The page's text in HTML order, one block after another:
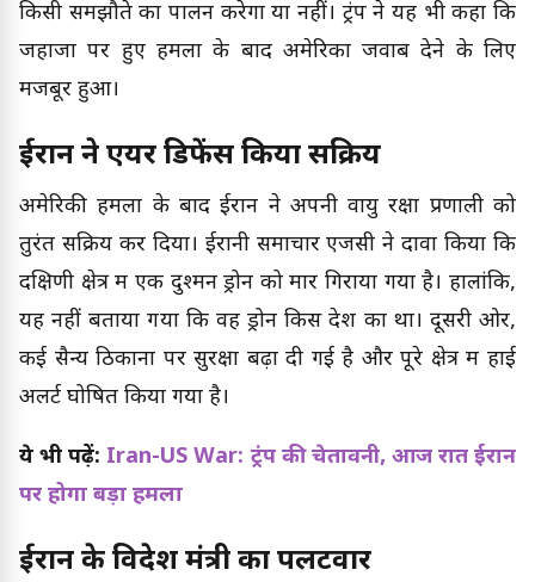
किसी समझौते का पालन करेगा या नहीं। ट्रंप ने यह भी कहा कि
जहाजों पर हुए हमलों के बाद अमेरिका जवाब देने के लिए
मजबूर हुआ।
ईरान ने एयर डिफेंस किया सक्रिय
अमेरिकी हमलों के बाद ईरान ने अपनी वायु रक्षा प्रणाली को
तुरंत सक्रिय कर दिया। ईरानी समाचार एजेंसी ने दावा किया कि
दक्षिणी क्षेत्र में एक दुश्मन ड्रोन को मार गिराया गया है। हालांकि,
यह नहीं बताया गया कि वह ड्रोन किस देश का था। दूसरी ओर,
कई सैन्य ठिकानों पर सुरक्षा बढ़ा दी गई है और पूरे क्षेत्र में हाई
अलर्ट घोषित किया गया है।
ये भी पढ़ें: Iran-US War: ट्रंप की चेतावनी, आज रात ईरान
पर होगा बड़ा हमला
ईरान के विदेश मंत्री का पलटवार